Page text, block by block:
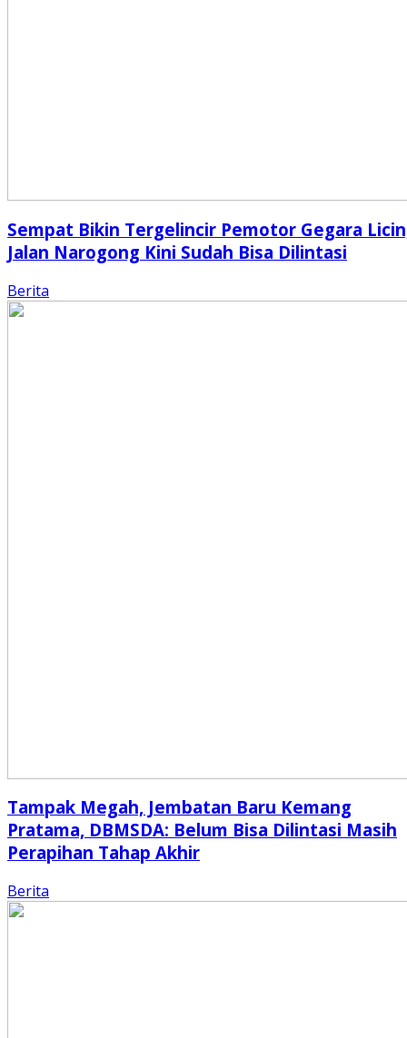
Sempat Bikin Tergelincir Pemotor Gegara
Jalan Narogong Kini Sudah Bisa Dilintasi
Berita
Tampak Megah, Jembatan Baru Kemang
Pratama, DBMSDA: Belum Bisa Dilintasi Masih
Perapihan Tahap Akhir
Berita